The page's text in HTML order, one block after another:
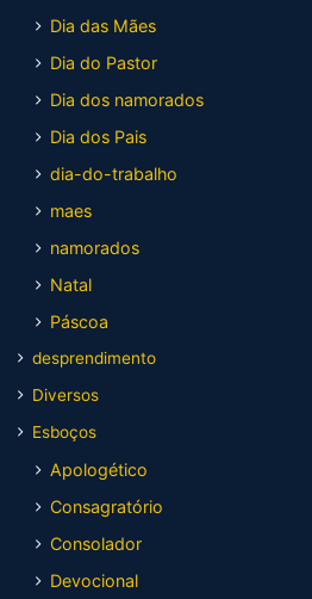
Dia das Mães
Dia do Pastor
Dia dos namorados
Dia dos Pais
dia-do-trabalho
maes
namorados
Natal
Páscoa
desprendimento
Diversos
Esboços
Apologético
Consagratório
Consolador
Devocional